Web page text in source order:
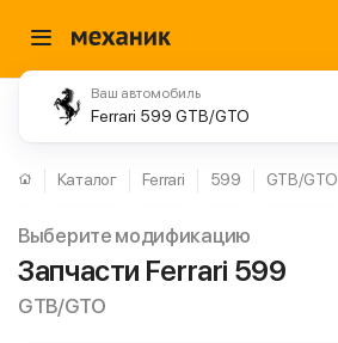
Ваш автомобиль
Ferrari 599 GTB/GTO
Каталог Ferrari 599 GTB/GTO
Выберите модификацию
Запчасти Ferrari 599
GTB/GTO